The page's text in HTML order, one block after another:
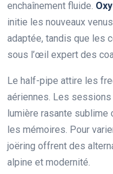
enchaînement fluide.
initie les nouveaux
adaptée, tandis que les
sous l’œil expert des
Le half-pipe attire les
aériennes. Les sessions
lumière rasante sublime
les mémoires. Pour
joëring offrent des
alpine et modernité.